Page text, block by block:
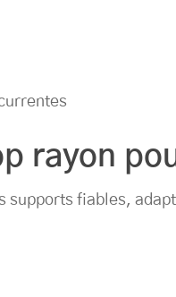
rayon
supports fiables,